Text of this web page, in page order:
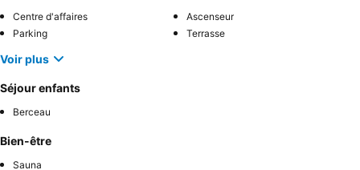
Centre d'affaires
Ascenseur
Parking
Terrasse
Voir plus
Séjour enfants
Berceau
Bien-être
Sauna